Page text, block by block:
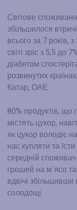
Світове
збільшилося
всього за 7 років,
світі зріс з 5,5 до
діабетом
розвинутих
Катар, ОАЕ.
80% продуктів,
містять цукор,
як цукор володіє
нас купляти та
середній
грошей на м`ясо
вдвічі
солодощі.